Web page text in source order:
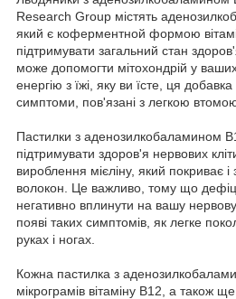
Research Group містять
який є коферментной формою
підтримувати загальний стан
може допомогти мітохондрій у
енергію з їжі, яку ви їсте, ця
симптоми, пов'язані з легкою
Пастилки з аденозилкобаламином
підтримувати здоров'я нервових
вироблення мієліну, який покриває
волокон. Це важливо, тому що
негативно вплинути на вашу
появі таких симптомів, як легке
руках і ногах.
Кожна пастилка з
мікрограмів вітаміну B12, а також